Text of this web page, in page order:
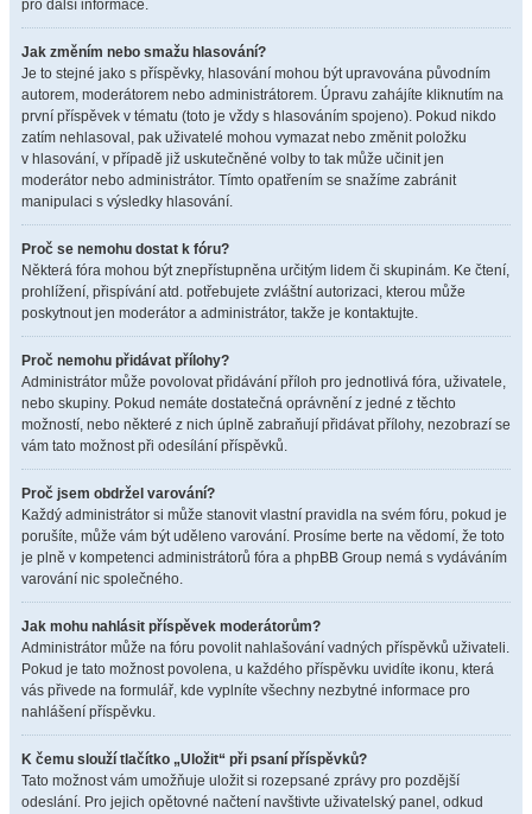
pro další informace.
Jak změním nebo smažu hlasování?
Je to stejné jako s příspěvky, hlasování mohou být upravována původním
autorem, moderátorem nebo administrátorem. Úpravu zahájíte kliknutím na
první příspěvek v tématu (toto je vždy s hlasováním spojeno). Pokud nikdo
zatím nehlasoval, pak uživatelé mohou vymazat nebo změnit položku
v hlasování, v případě již uskutečněné volby to tak může učinit jen
moderátor nebo administrátor. Tímto opatřením se snažíme zabránit
manipulaci s výsledky hlasování.
Proč se nemohu dostat k fóru?
Některá fóra mohou být znepřístupněna určitým lidem či skupinám. Ke čtení,
prohlížení, přispívání atd. potřebujete zvláštní autorizaci, kterou může
poskytnout jen moderátor a administrátor, takže je kontaktujte.
Proč nemohu přidávat přílohy?
Administrátor může povolovat přidávání příloh pro jednotlivá fóra, uživatele,
nebo skupiny. Pokud nemáte dostatečná oprávnění z jedné z těchto
možností, nebo některé z nich úplně zabraňují přidávat přílohy, nezobrazí se
vám tato možnost při odesílání příspěvků.
Proč jsem obdržel varování?
Každý administrátor si může stanovit vlastní pravidla na svém fóru, pokud je
porušíte, může vám být uděleno varování. Prosíme berte na vědomí, že toto
je plně v kompetenci administrátorů fóra a phpBB Group nemá s vydáváním
varování nic společného.
Jak mohu nahlásit příspěvek moderátorům?
Administrátor může na fóru povolit nahlašování vadných příspěvků uživateli.
Pokud je tato možnost povolena, u každého příspěvku uvidíte ikonu, která
vás přivede na formulář, kde vyplníte všechny nezbytné informace pro
nahlášení příspěvku.
K čemu slouží tlačítko „Uložit“ při psaní příspěvků?
Tato možnost vám umožňuje uložit si rozepsané zprávy pro pozdější
odeslání. Pro jejich opětovné načtení navštivte uživatelský panel, odkud